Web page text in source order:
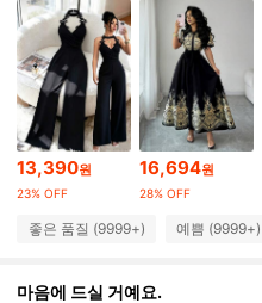
4.89 3M 팔로워
4.89 3M 팔로워
4.89 3M 팔로워
13,390원
23% OFF
16,694원
28% OFF
좋은 품질 (9999+) 예쁨 (9999+)
마음에 드실 거예요.